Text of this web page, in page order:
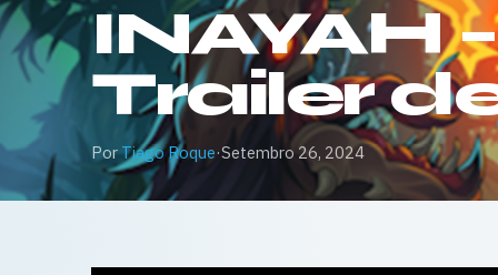
INAYAH
Trailer
PorTiago Roque·Setembro 26, 2024